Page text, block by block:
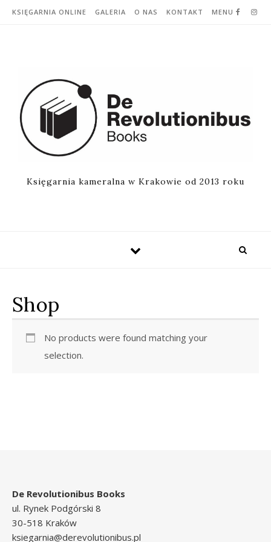
Skip to content
KSIĘGARNIA ONLINE GALERIA O NAS KONTAKT MENU
Księgarnia kameralna w Krakowie od 2013 roku
Shop
No products were found matching your
selection.
De Revolutionibus Books
ul. Rynek Podgórski 8
30-518 Kraków
ksiegarnia@derevolutionibus.pl